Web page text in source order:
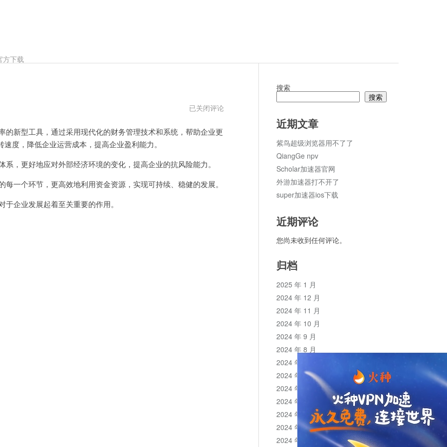
方下载
cash
器
已关闭评论
型工具，通过采用现代化的财务管理技术和系统，帮助企业更
度，降低企业运营成本，提高企业盈利能力。
更好地应对外部经济环境的变化，提高企业的抗风险能力。
个环节，更高效地利用资金资源，实现可持续、稳健的发展。
企业发展起着至关重要的作用。
搜索
搜索
近期文章
紫鸟超级浏览器用不了了
QiangGe npv
Scholar加速器官网
外游加速器打不开了
super加速器ios下载
近期评论
您尚未收到任何评论。
归档
2025 年 1 月
2024 年 12 月
2024 年 11 月
2024 年 10 月
2024 年 9 月
2024 年 8 月
2024 年 7 月
2024 年 6 月
2024 年 5 月
2024 年 4 月
2024 年 3 月
2024 年 2 月
2024 年 1 月